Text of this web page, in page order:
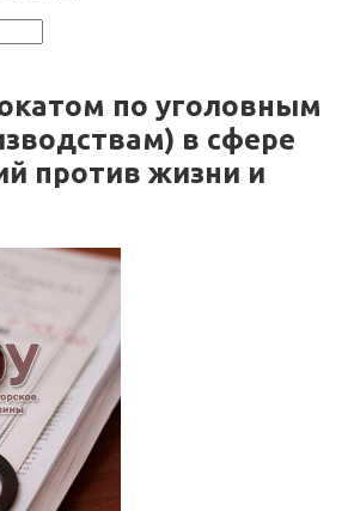
по уголовным
в сфере
против жизни и